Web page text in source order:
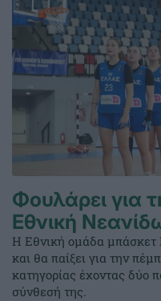
Φουλάρει για
Εθνική
Η Εθνική ομάδα μπάσκετ
και θα παίξει για την
κατηγορίας έχοντας δύο
σύνθεσή της.